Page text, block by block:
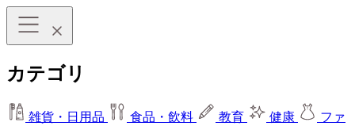
カテゴリ
雑貨・日用品 食品・飲料 教育 健康
ファ